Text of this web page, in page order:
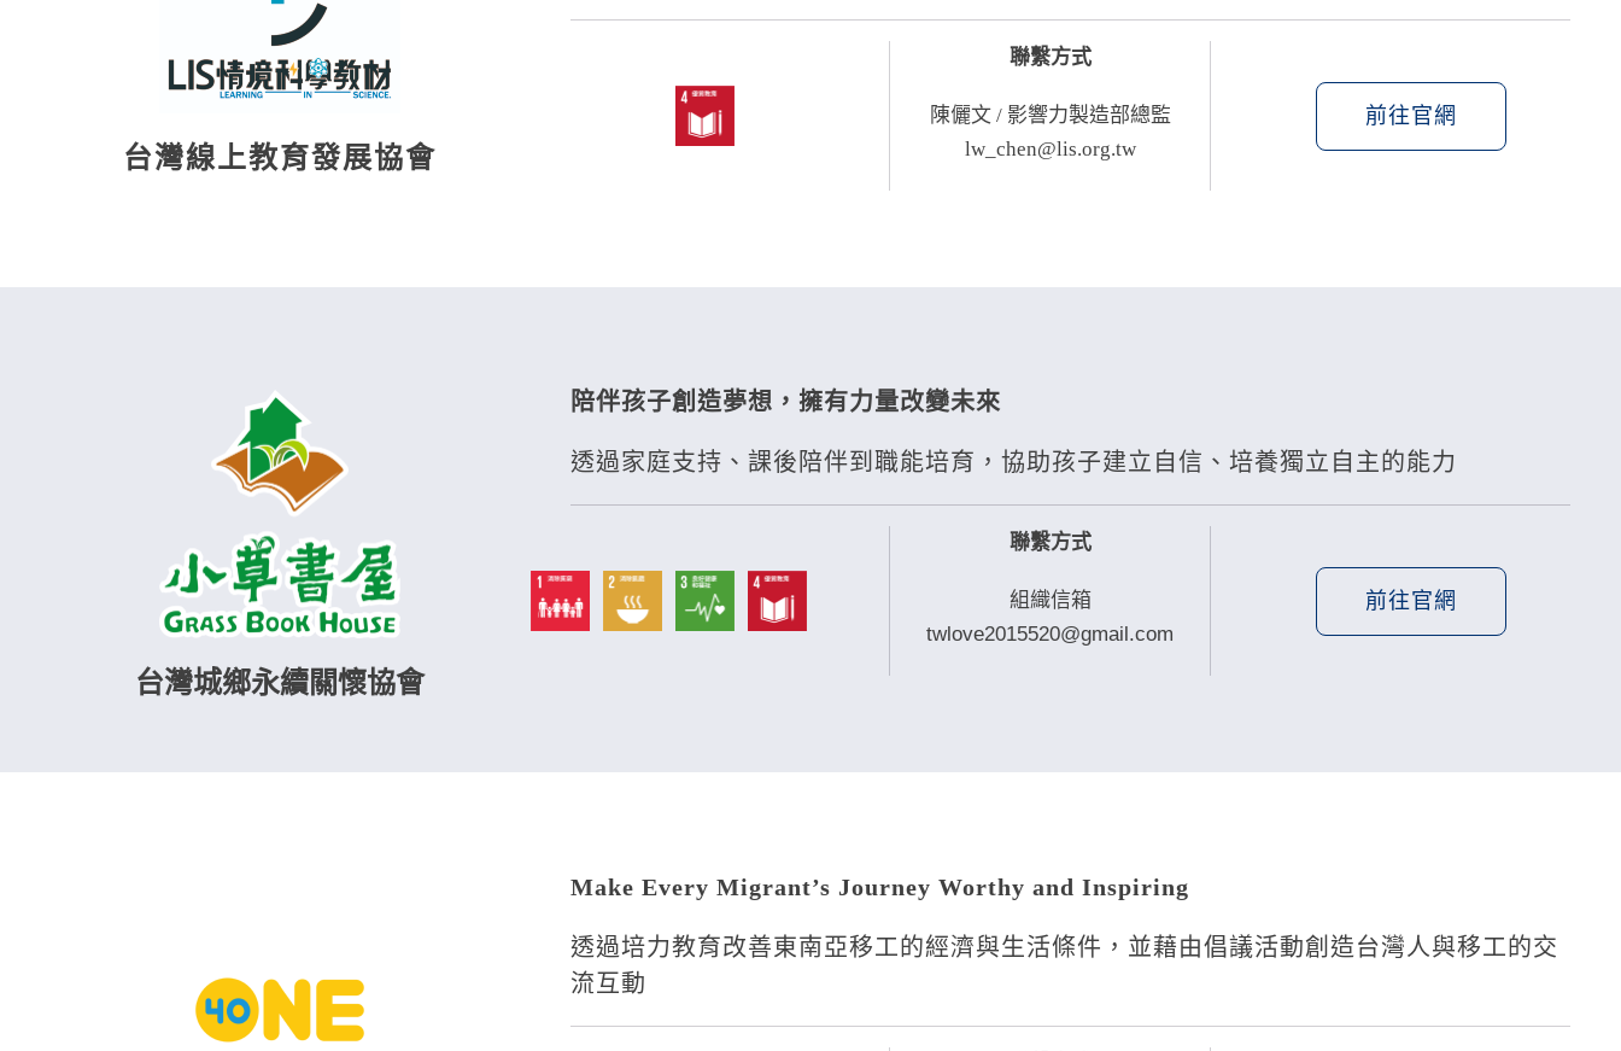
台灣線上教育發展協會
聯繫方式
陳儷文 / 影響力製造部總監
lw_chen@lis.org.tw
前往官網
台灣城鄉永續關懷協會
陪伴孩子創造夢想，擁有力量改變未來
透過家庭支持、課後陪伴到職能培育，協助孩子建立自信、培養獨立自主的能力
聯繫方式
組織信箱
twlove2015520@gmail.com
前往官網
Make Every Migrant’s Journey Worthy and Inspiring
透過培力教育改善東南亞移工的經濟與生活條件，並藉由倡議活動創造台灣人與移工的交
流互動